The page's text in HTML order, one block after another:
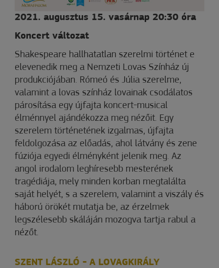
2021. augusztus 15. vasárnap 20:30 óra
Koncert változat
Shakespeare hallhatatlan szerelmi történet e
elevenedik meg a Nemzeti Lovas Színház új
produkciójában. Rómeó és Júlia szerelme,
valamint a lovas színház lovainak csodálatos
párosítása egy újfajta koncert-musical
élménnyel ajándékozza meg nézőit. Egy
szerelem történetének izgalmas, újfajta
feldolgozása az előadás, ahol látvány és zene
fúziója egyedi élményként jelenik meg. Az
angol irodalom leghíresebb mesterének
tragédiája, mely minden korban megtalálta
saját helyét, s a szerelem, valamint a viszály és
háború örökét mutatja be, az érzelmek
legszélesebb skáláján mozogva tartja rabul a
nézőt.
SZENT LÁSZLÓ - A LOVAGKIRÁLY